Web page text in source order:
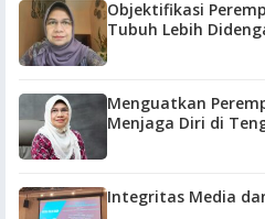
Objektifikasi
Tubuh Lebih
Menguatkan
Menjaga Diri di
Integritas Media